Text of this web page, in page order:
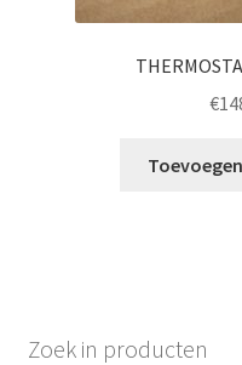
€
Zoek in producten